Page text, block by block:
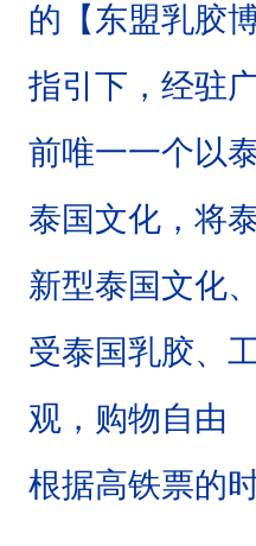
的【东盟乳胶
指引下，经驻
前唯一一个以
泰国文化，将
新型泰国文化
受泰国乳胶、
观，购物自由
根据高铁票的